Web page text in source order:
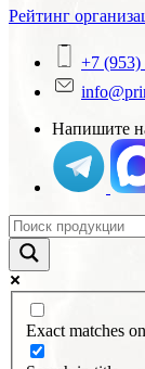
Рейтинг
+7 (953)
Напишите
Exact matches